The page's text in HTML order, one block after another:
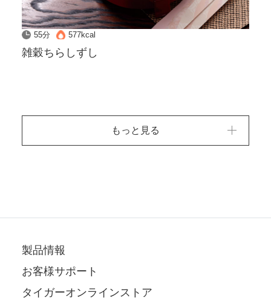
55分 577kcal
雑穀ちらしずし
もっと見る
製品情報
お客様サポート
タイガーオンラインストア